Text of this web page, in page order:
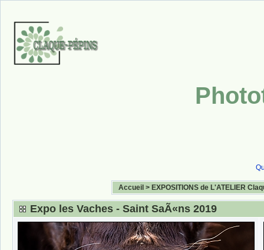
Accueil > EXPOSITIONS de L'ATELIER
Expo les Vaches - Saint SaÃ«ns 2019